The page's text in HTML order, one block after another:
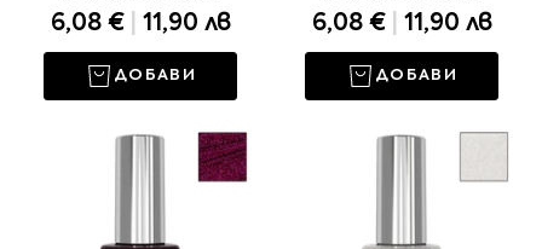
6,08 € 11,90 лв
ДОБАВИ
6,08 € 11,90 лв
ДОБАВИ